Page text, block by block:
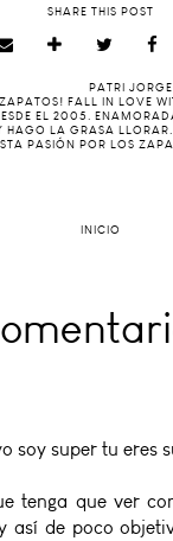
SHARE THIS POST
PATRI JORGE
FALL IN LOVE
EL 2005.
HAGO LA GRASA
PASIÓN POR LOS
INICIO
soy super tu eres
tenga que ver
así de poco